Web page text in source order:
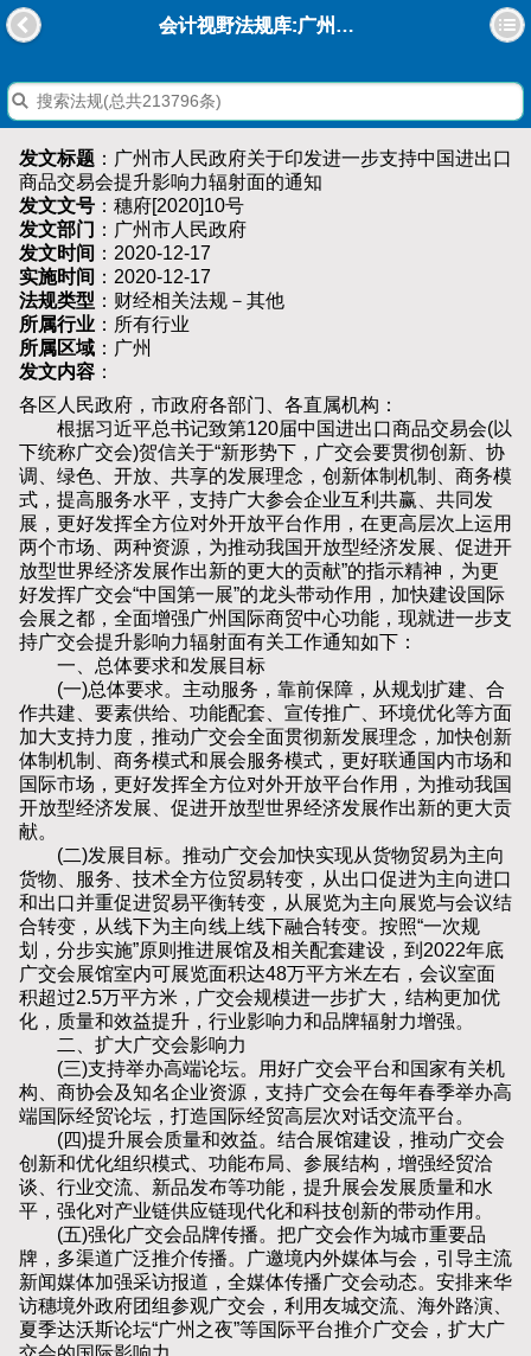
会计视野法规库:广州市人民政府关于印发进一步支持中国进出口商品交易会提升影响力辐射面的通知
发文标题 ：广州市人民政府关于印发进一步支持中国进出口
商品交易会提升影响力辐射面的通知
发文文号 ：穗府[2020]10号
发文部门 ：广州市人民政府
发文时间 ：2020-12-17
实施时间 ：2020-12-17
法规类型 ：财经相关法规－其他
所属行业 ：所有行业
所属区域 ：广州
发文内容 ：
各区人民政府，市政府各部门、各直属机构：
根据习近平总书记致第120届中国进出口商品交易会(以
下统称广交会)贺信关于“新形势下，广交会要贯彻创新、协
调、绿色、开放、共享的发展理念，创新体制机制、商务模
式，提高服务水平，支持广大参会企业互利共赢、共同发
展，更好发挥全方位对外开放平台作用，在更高层次上运用
两个市场、两种资源，为推动我国开放型经济发展、促进开
放型世界经济发展作出新的更大的贡献”的指示精神，为更
好发挥广交会“中国第一展”的龙头带动作用，加快建设国际
会展之都，全面增强广州国际商贸中心功能，现就进一步支
持广交会提升影响力辐射面有关工作通知如下：
一、总体要求和发展目标
(一)总体要求。主动服务，靠前保障，从规划扩建、合
作共建、要素供给、功能配套、宣传推广、环境优化等方面
加大支持力度，推动广交会全面贯彻新发展理念，加快创新
体制机制、商务模式和展会服务模式，更好联通国内市场和
国际市场，更好发挥全方位对外开放平台作用，为推动我国
开放型经济发展、促进开放型世界经济发展作出新的更大贡
献。
(二)发展目标。推动广交会加快实现从货物贸易为主向
货物、服务、技术全方位贸易转变，从出口促进为主向进口
和出口并重促进贸易平衡转变，从展览为主向展览与会议结
合转变，从线下为主向线上线下融合转变。按照“一次规
划，分步实施”原则推进展馆及相关配套建设，到2022年底
广交会展馆室内可展览面积达48万平方米左右，会议室面
积超过2.5万平方米，广交会规模进一步扩大，结构更加优
化，质量和效益提升，行业影响力和品牌辐射力增强。
二、扩大广交会影响力
(三)支持举办高端论坛。用好广交会平台和国家有关机
构、商协会及知名企业资源，支持广交会在每年春季举办高
端国际经贸论坛，打造国际经贸高层次对话交流平台。
(四)提升展会质量和效益。结合展馆建设，推动广交会
创新和优化组织模式、功能布局、参展结构，增强经贸洽
谈、行业交流、新品发布等功能，提升展会发展质量和水
平，强化对产业链供应链现代化和科技创新的带动作用。
(五)强化广交会品牌传播。把广交会作为城市重要品
牌，多渠道广泛推介传播。广邀境内外媒体与会，引导主流
新闻媒体加强采访报道，全媒体传播广交会动态。安排来华
访穗境外政府团组参观广交会，利用友城交流、海外路演、
夏季达沃斯论坛“广州之夜”等国际平台推介广交会，扩大广